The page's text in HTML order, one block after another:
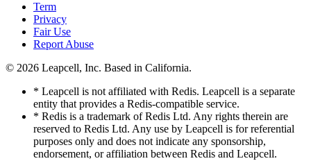
Term
Privacy
Fair Use
Report Abuse
© 2026 Leapcell, Inc. Based in California.
* Leapcell is not affiliated with Redis. Leapcell is a separate
entity that provides a Redis-compatible service.
* Redis is a trademark of Redis Ltd. Any rights therein are
reserved to Redis Ltd. Any use by Leapcell is for referential
purposes only and does not indicate any sponsorship,
endorsement, or affiliation between Redis and Leapcell.